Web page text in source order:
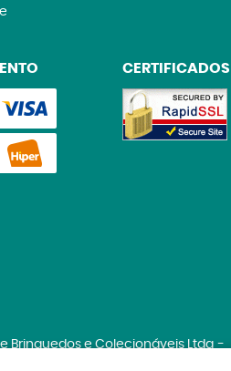
CERTIFICADOS
Brinquedos e Colecionáveis Ltda